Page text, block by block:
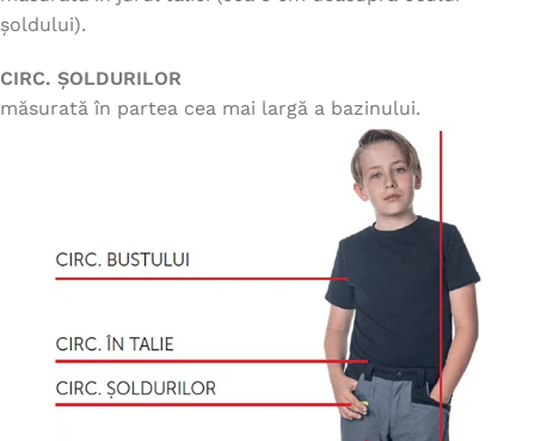
șoldului).
CIRC. ȘOLDURILOR
măsurată în partea cea mai largă a bazinului.